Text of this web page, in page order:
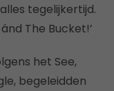
tegelijkertijd.
The Bucket!’
het See,
begeleidden